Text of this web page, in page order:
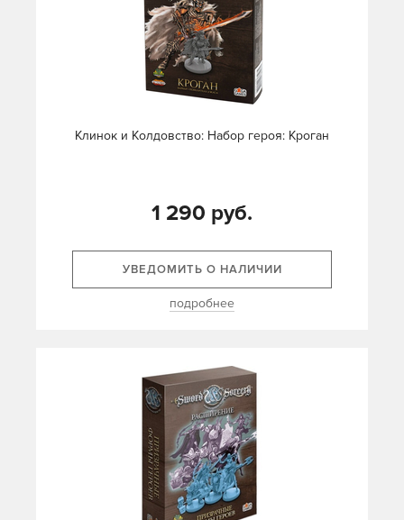
Клинок и Колдовство: Набор героя: Кроган
1 290 руб.
УВЕДОМИТЬ О НАЛИЧИИ
подробнее